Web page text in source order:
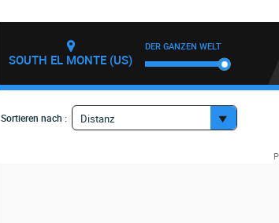
SOUTH EL MONTE (US)
DER GANZEN WELT
Sortieren nach : Distanz